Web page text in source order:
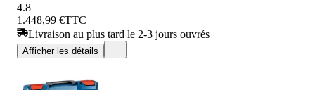
4.8
1.448,99 €TTC
Livraison au plus tard le 2-3 jours ouvrés
Afficher les détails